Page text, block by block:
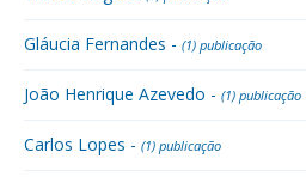
Gláucia Fernandes - (1) publicação
João Henrique Azevedo - (1) publicação
Carlos Lopes - (1) publicação